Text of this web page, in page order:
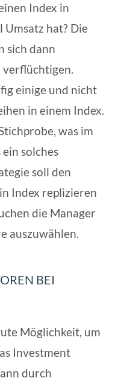
Index in
hat? Die
sich dann
verflüchtigen.
einige und nicht
in einem Index.
was im
solches
soll den
Index replizieren
die Manager
auszuwählen.
BEI
Möglichkeit, um
Investment
durch